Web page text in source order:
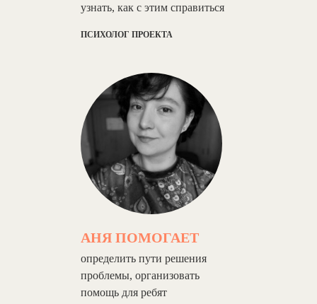
узнать, как с этим справиться
ПСИХОЛОГ ПРОЕКТА
АНЯ ПОМОГАЕТ
определить пути решения
проблемы, организовать
помощь для ребят